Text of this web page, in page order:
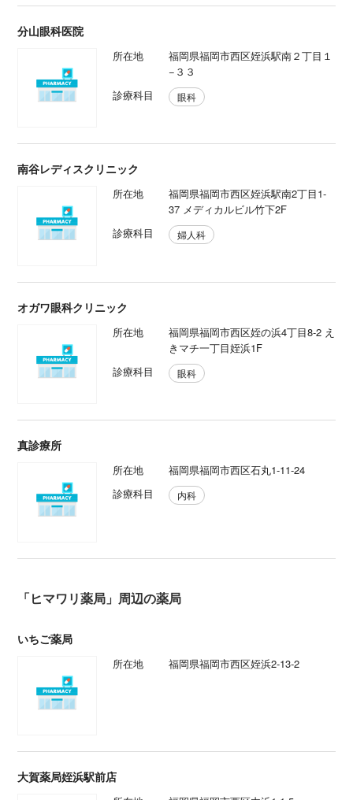
分山眼科医院
所在地
福岡県福岡市西区姪浜駅南２丁目１
−３３
診療科目
眼科
南谷レディスクリニック
所在地
福岡県福岡市西区姪浜駅南2丁目1-
37 メディカルビル竹下2F
診療科目
婦人科
オガワ眼科クリニック
所在地
福岡県福岡市西区姪の浜4丁目8-2 え
きマチ一丁目姪浜1F
診療科目
眼科
真診療所
所在地
福岡県福岡市西区石丸1-11-24
診療科目
内科
「ヒマワリ薬局」周辺の薬局
いちご薬局
所在地 福岡県福岡市西区姪浜2-13-2
大賀薬局姪浜駅前店